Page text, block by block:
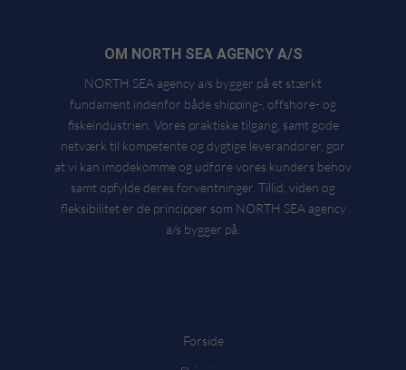
OM NORTH SEA AGENCY A/S
NORTH SEA agency a/s bygger på et stærkt
fundament indenfor både shipping-, offshore- og
fiskeindustrien. Vores praktiske tilgang, samt gode
netværk til kompetente og dygtige leverandører, gør
at vi kan imødekomme og udføre vores kunders behov
samt opfylde deres forventninger. Tillid, viden og
fleksibilitet er de principper som NORTH SEA agency
a/s bygger på.
Forside